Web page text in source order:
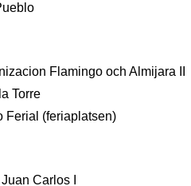
Flamingo och Almijara II
Torre
Ferial (feriaplatsen)
Carlos I